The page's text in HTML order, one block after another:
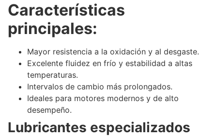
Características
principales:
Mayor resistencia a la oxidación y al desgaste.
Excelente fluidez en frío y estabilidad a altas
temperaturas.
Intervalos de cambio más prolongados.
Ideales para motores modernos y de alto
desempeño.
Lubricantes especializados